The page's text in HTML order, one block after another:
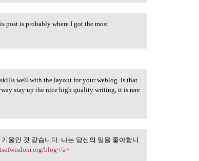
post is probably where I got the most
well with the layout for your weblog. Is that
stay up the nice high quality writing, it is rare
위해 많은
울인 것 같습니다. 나는 당신의 일을 좋아합니
blog</a>